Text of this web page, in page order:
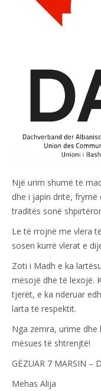
Një urim shumë të
dhe i japin dritë, frymë
traditës sonë
Le të rrojnë me vlera
sosen kurrë vlerat e
Zoti i Madh e ka
mësojë dhe të lexojë.
tjerët, e ka nderuar
larta të respektit.
Nga zemra, urime
mësues të shtrenjtë!
GËZUAR 7 MARSIN –
Mehas Alija